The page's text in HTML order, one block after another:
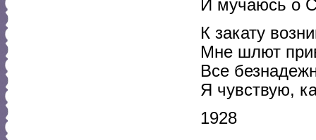
И мучаюсь о
К закату
Мне шлют
Все
Я чувствую,
1928